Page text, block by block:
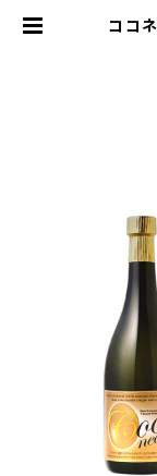
ココ